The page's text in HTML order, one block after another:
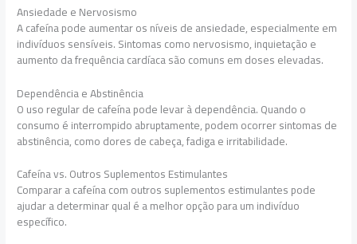
Ansiedade e Nervosismo
A cafeína pode aumentar os níveis de ansiedade, especialmente em
indivíduos sensíveis. Sintomas como nervosismo, inquietação e
aumento da frequência cardíaca são comuns em doses elevadas.
Dependência e Abstinência
O uso regular de cafeína pode levar à dependência. Quando o
consumo é interrompido abruptamente, podem ocorrer sintomas de
abstinência, como dores de cabeça, fadiga e irritabilidade.
Cafeína vs. Outros Suplementos Estimulantes
Comparar a cafeína com outros suplementos estimulantes pode
ajudar a determinar qual é a melhor opção para um indivíduo
específico.